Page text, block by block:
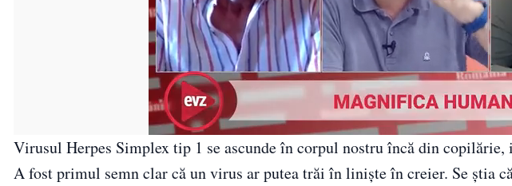
Virusul Herpes Simplex tip 1 se ascunde în corpul nostru încă din
A fost primul semn clar că un virus ar putea trăi în liniște în creier. Se știa